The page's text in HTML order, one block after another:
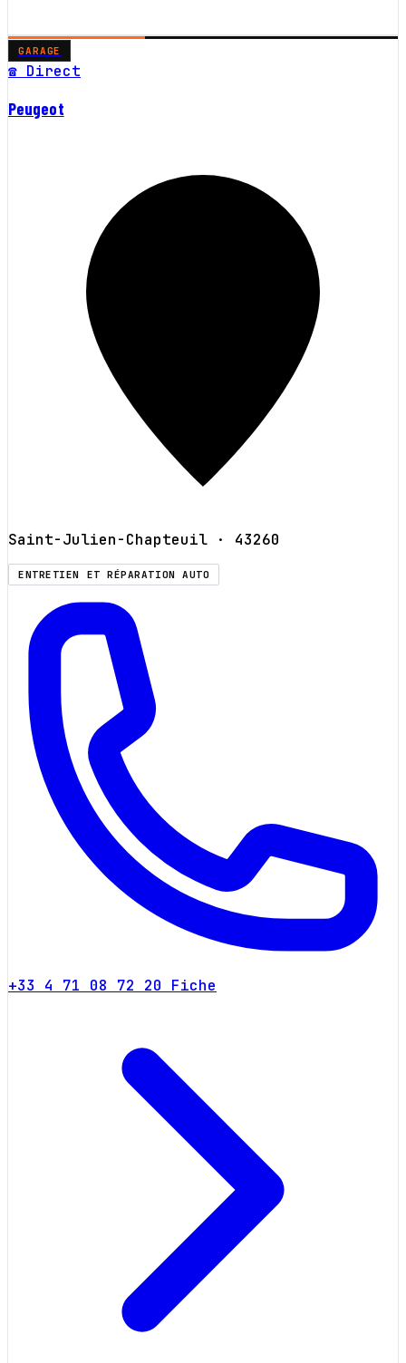
GARAGE
☎ Direct
Peugeot
Saint-Julien-Chapteuil · 43260
ENTRETIEN ET RÉPARATION AUTO
+33 4 71 08 72 20 Fiche